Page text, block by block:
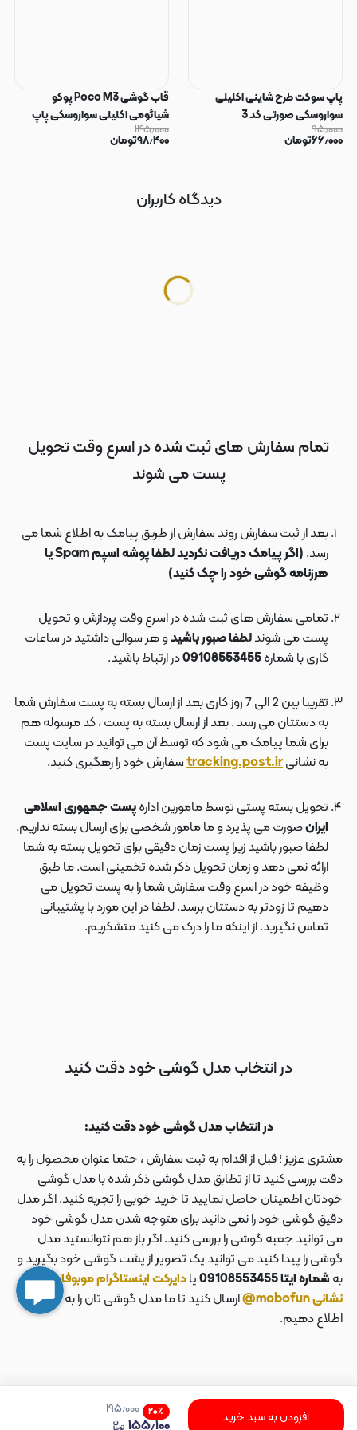
افزودن به سبد خرید ۲۰٪ ۱۹۵٫۰۰۰
۱۵۵٫۱۰۰
پاپ سوکت طرح شاینی اکلیلی
سواروسکی صورتی کد 3
۹۵٫۰۰۰
۶۶٫۰۰۰تومان
قاب گوشی Poco M3 پوکو
شیائومی اکلیلی سواروسکی پاپ
سوکت دار محافظ لنز دار صورتی کد
۱۴۵٫۰۰۰
۹۸٫۴۰۰تومان
دیدگاه کاربران
تمام سفارش های ثبت شده در اسرع وقت تحویل
پست می شوند
بعد از ثبت سفارش روند سفارش از طریق پیامک به اطلاع شما می
رسد.
(اگر پیامک دریافت نکردید لطفا پوشه اسپم Spam یا
هرزنامه گوشی خود را چک کنید)
تمامی سفارش های ثبت شده در اسرع وقت پردازش و تحویل
پست می شوندلطفا صبور باشیدو هر سوالی داشتید در ساعات
کاری با شماره
در ارتباط باشید.
تقریبا بین 2 الی 7 روز کاری بعد از ارسال بسته به پست سفارش شما
به دستتان می رسد . بعد از ارسال بسته به پست ، کد مرسوله هم
برای شما پیامک می شود که توسط آن می توانید در سایت پست
به نشانیtracking.post.irسفارش خود را رهگیری کنید.
تحویل بسته پستی توسط مامورین ادارهپست جمهوری اسلامی
ایرانصورت می پذیرد و ما مامور شخصی برای ارسال بسته نداریم.
لطفا صبور باشید زیرا پست زمان دقیقی برای تحویل بسته به شما
ارائه نمی دهد و زمان تحویل ذکر شده تخمینی است. ما طبق
وظیفه خود در اسرع وقت سفارش شما را به پست تحویل می
دهیم تا زودتر به دستتان برسد. لطفا در این مورد با پشتیبانی
تماس نگیرید. از اینکه ما را درک می کنید متشکریم.
در انتخاب مدل گوشی خود دقت کنید
در انتخاب مدل گوشی خود دقت کنید:
مشتری عزیز ؛ قبل از اقدام به ثبت سفارش ، حتما عنوان محصول را به
دقت بررسی کنید تا از تطابق مدل گوشی ذکر شده با مدل گوشی
خودتان اطمینان حاصل نمایید تا خرید خوبی را تجربه کنید. اگر مدل
دقیق گوشی خود را نمی دانید برای متوجه شدن مدل گوشی خود
می توانید جعبه گوشی را بررسی کنید. اگر باز هم نتوانستید مدل
گوشی را پیدا کنید می توانید یک تصویر از پشت گوشی خود بگیرید و
به شماره ایتا 09108553455 یادایرکت اینستاگرام موبوفان به
نشانی mobofun@
ارسال کنید تا ما مدل گوشی تان را به شما
اطلاع دهیم.